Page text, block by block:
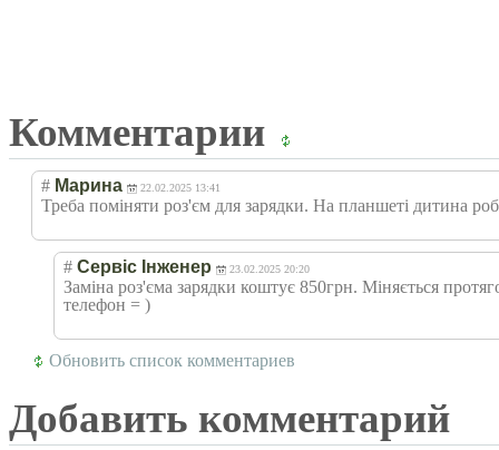
Комментарии
# Марина 22.02.2025 13:41
Треба поміняти роз'єм для зарядки. На планшеті дитина
# Сервіс Інженер 23.02.2025 20:20
Заміна роз'єма зарядки коштує 850грн. Міняється
телефон = )
Обновить список комментариев
Добавить комментарий